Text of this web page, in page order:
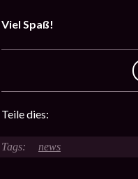
Viel Spaß!
Teile dies:
news